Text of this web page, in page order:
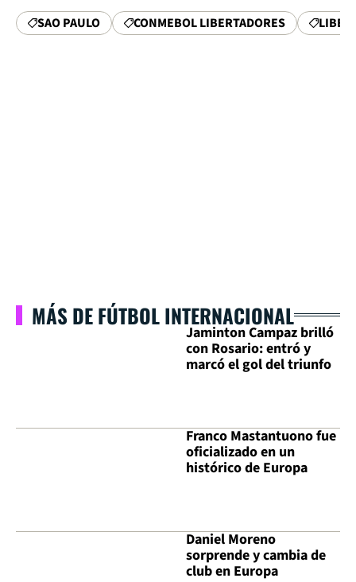
SAO PAULO CONMEBOL LIBERTADORES
MÁS DE FÚTBOL INTERNACIONAL
Jaminton Campaz brilló
con Rosario: entró y
marcó el gol del triunfo
Franco Mastantuono fue
oficializado en un
histórico de Europa
Daniel Moreno
sorprende y cambia de
club en Europa